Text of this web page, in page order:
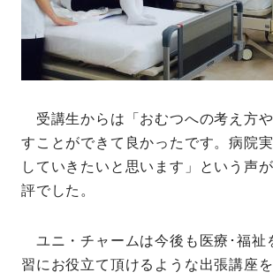
受講生からは「おむつへの考え方
すことができて良かったです。病院
していきたいと思います」という声
評でした。
ユニ・チャームは今後も医療･福祉
習にお役立て頂けるような出張講座